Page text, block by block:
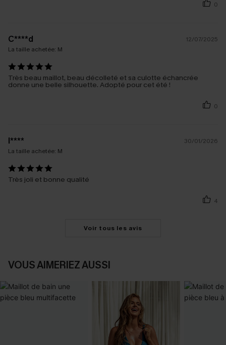
0
C****d
12/07/2025
La taille achetée: M
Très beau maillot, beau décolleté et sa culotte échancrée
donne une belle silhouette. Adopté pour cet été !
0
l****
30/01/2026
La taille achetée: M
Très joli et bonne qualité
4
Voir tous les avis
VOUS AIMERIEZ AUSSI